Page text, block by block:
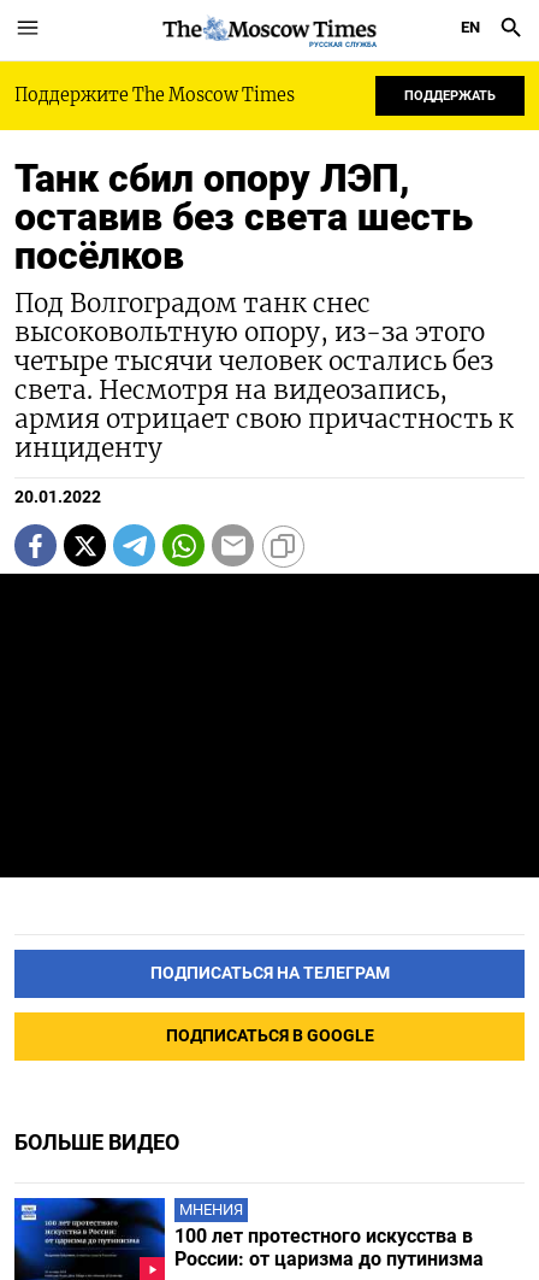
РУССКАЯ СЛУЖБА
EN
Поддержите The Moscow Times ПОДДЕРЖАТЬ
Танк сбил опору ЛЭП,
оставив без света шесть
посёлков
Под Волгоградом танк снес
высоковольтную опору, из-за этого
четыре тысячи человек остались без
света. Несмотря на видеозапись,
армия отрицает свою причастность к
инциденту
20.01.2022
ПОДПИСАТЬСЯ НА ТЕЛЕГРАМ
ПОДПИСАТЬСЯ В GOOGLE
БОЛЬШЕ ВИДЕО
МНЕНИЯ
100 лет протестного искусства в
России: от царизма до путинизма